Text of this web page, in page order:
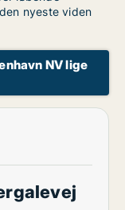
nyeste viden
NV lige